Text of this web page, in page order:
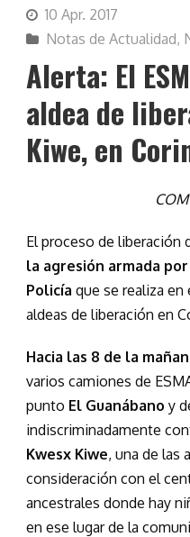
10 Apr. 2017
Notas de Actualidad,
Alerta: El
aldea de
Kiwe, en
El proceso de liberación
la agresión armada
Policía que se realiza
aldeas de liberación en
Hacia las 8 de la
varios camiones de
punto El Guanábano y
indiscriminadamente
Kwesx Kiwe, una de las
consideración con el
ancestrales donde hay
en ese lugar de la